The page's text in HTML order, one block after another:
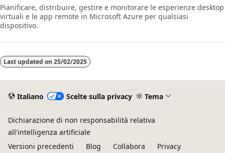
Pianificare, distribuire, gestire e monitorare le esperienze desktop
virtuali e le app remote in Microsoft Azure per qualsiasi
dispositivo.
Last updated on 25/02/2025
Italiano Scelte sulla privacy Tema
Dichiarazione di non responsabilità relativa
all'intelligenza artificiale
Versioni precedenti
Blog Collabora Privacy